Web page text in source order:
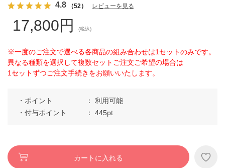
4.8 （52） レビューを見る
17,800円 (税込)
※一度のご注文で選べる各商品の組み合わせは1セットのみです。
異なる種類を選択して複数セットご注文ご希望の場合は
1セットずつご注文手続きをお願いいたします。
ポイント
利用可能
付与ポイント
445pt